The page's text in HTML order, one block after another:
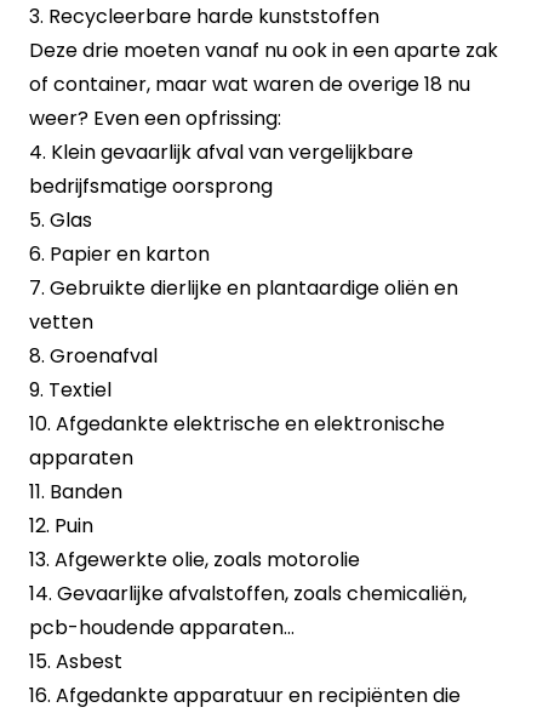
3. Recycleerbare harde kunststoffen
Deze drie moeten vanaf nu ook in een aparte zak
of container, maar wat waren de overige 18 nu
weer? Even een opfrissing:
4. Klein gevaarlijk afval van vergelijkbare
bedrijfsmatige oorsprong
5. Glas
6. Papier en karton
7. Gebruikte dierlijke en plantaardige oliën en
vetten
8. Groenafval
9. Textiel
10. Afgedankte elektrische en elektronische
apparaten
11. Banden
12. Puin
13. Afgewerkte olie, zoals motorolie
14. Gevaarlijke afvalstoffen, zoals chemicaliën,
pcb-houdende apparaten…
15. Asbest
16. Afgedankte apparatuur en recipiënten die